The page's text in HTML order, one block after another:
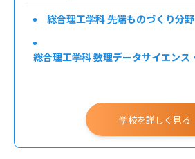
総合理工学科 先端ものづくり分野
総合理工学科 数理データサイエン
材料エネルギー学部 学校を詳しく見る